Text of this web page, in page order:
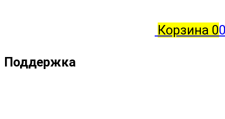
Корзина 0
Поддержка